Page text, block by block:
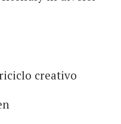
creativo